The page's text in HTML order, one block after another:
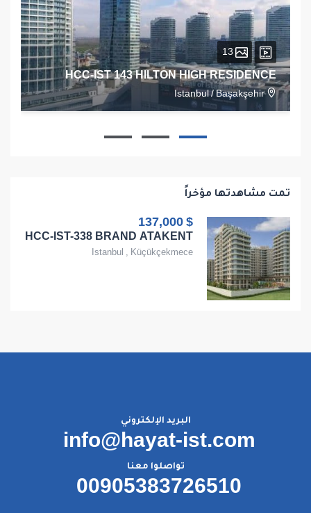
HCC-IST 143 HILTON HIGH RESIDENCE
Istanbul / Başakşehir
تمت مشاهدتها مؤخراً
$ 137,000
HCC-IST-338 BRAND ATAKENT
Istanbul , Küçükçekmece
البريد الإلكتروني
info@hayat-ist.com
تواصلوا معنا
00905383726510